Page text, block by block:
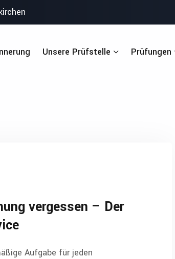
Unsere Prüfstelle Prüfungen
vergessen – Der
Aufgabe für jeden